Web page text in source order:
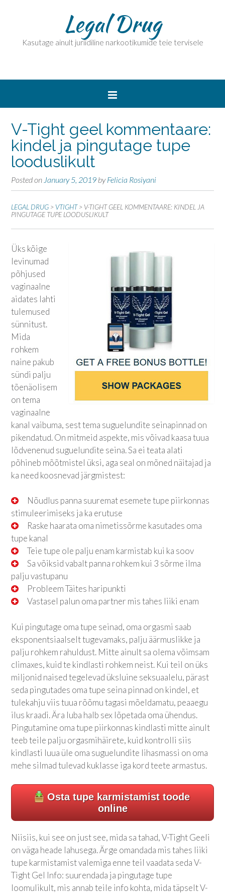
Legal Drug
Kasutage ainult juriidiline narkootikumide teie tervisele
V-Tight geel kommentaare:
kindel ja pingutage tupe
looduslikult
Posted on January 5, 2019 byFelicia Rosiyani
LEGAL DRUG > VTIGHT > V-TIGHT GEEL KOMMENTAARE: KINDEL JA
PINGUTAGE TUPE LOODUSLIKULT
Üks kõige
levinumad
põhjused
vaginaalne
aidates lahti
tulemused
sünnitust.
Mida
rohkem
naine pakub
sündi palju
tõenäolisem
on tema
vaginaalne
kanal vaibuma, sest tema suguelundite seinapinnad on
pikendatud. On mitmeid aspekte, mis võivad kaasa tuua
lõdvenenud suguelundite seina. Sa ei teata alati
põhineb mõõtmistel üksi, aga seal on mõned näitajad ja
ka need koosnevad järgmistest:
Nõudlus panna suuremat esemete tupe piirkonnas
stimuleerimiseks ja ka erutuse
Raske haarata oma nimetissõrme kasutades oma
tupe kanal
Teie tupe ole palju enam karmistab kui ka soov
Sa võiksid vabalt panna rohkem kui 3 sõrme ilma
palju vastupanu
Probleem Täites haripunkti
Vastasel palun oma partner mis tahes liiki enam
Kui pingutage oma tupe seinad, oma orgasmi saab
eksponentsiaalselt tugevamaks, palju äärmuslikke ja
palju rohkem rahuldust. Mitte ainult sa olema võimsam
climaxes, kuid te kindlasti rohkem neist. Kui teil on üks
miljonid naised tegelevad üksluine seksuaalelu, pärast
seda pingutades oma tupe seina pinnad on kindel, et
tulekahju viis tuua rõõmu tagasi mõeldamatu, peaaegu
ilus kraadi. Ära luba halb sex lõpetada oma ühendus.
Pingutamine oma tupe piirkonnas kindlasti mitte ainult
teeb teile palju orgasmihäirete, kuid kontrolli siis
kindlasti luua üle oma suguelundite lihasmassi on oma
mehe silmad tulevad kuklasse iga kord teete armastus.
Osta tupe karmistamist toode
online
Niisiis, kui see on just see, mida sa tahad, V-Tight Geeli
on väga heade lahusega. Ärge omandada mis tahes liiki
tupe karmistamist valemiga enne teil vaadata seda V-
Tight Gel Info: suurendada ja pingutage tupe
loomulikult, mis annab teile info kohta, mida täpselt V-